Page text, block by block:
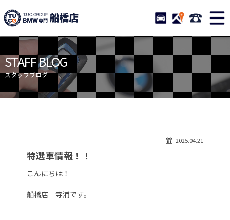
TUCグループ BMW専門 船
STOCK ACCESS 047-
ニュース
在庫リスト
目玉車両一覧
店舗紹介
保証＆サービス
アクセスマップ
自動車保険
STAFF BLOG
スタッフブログ
2025.04.21
特選車情報！！
こんにちは！
船橋店 寺浦です。